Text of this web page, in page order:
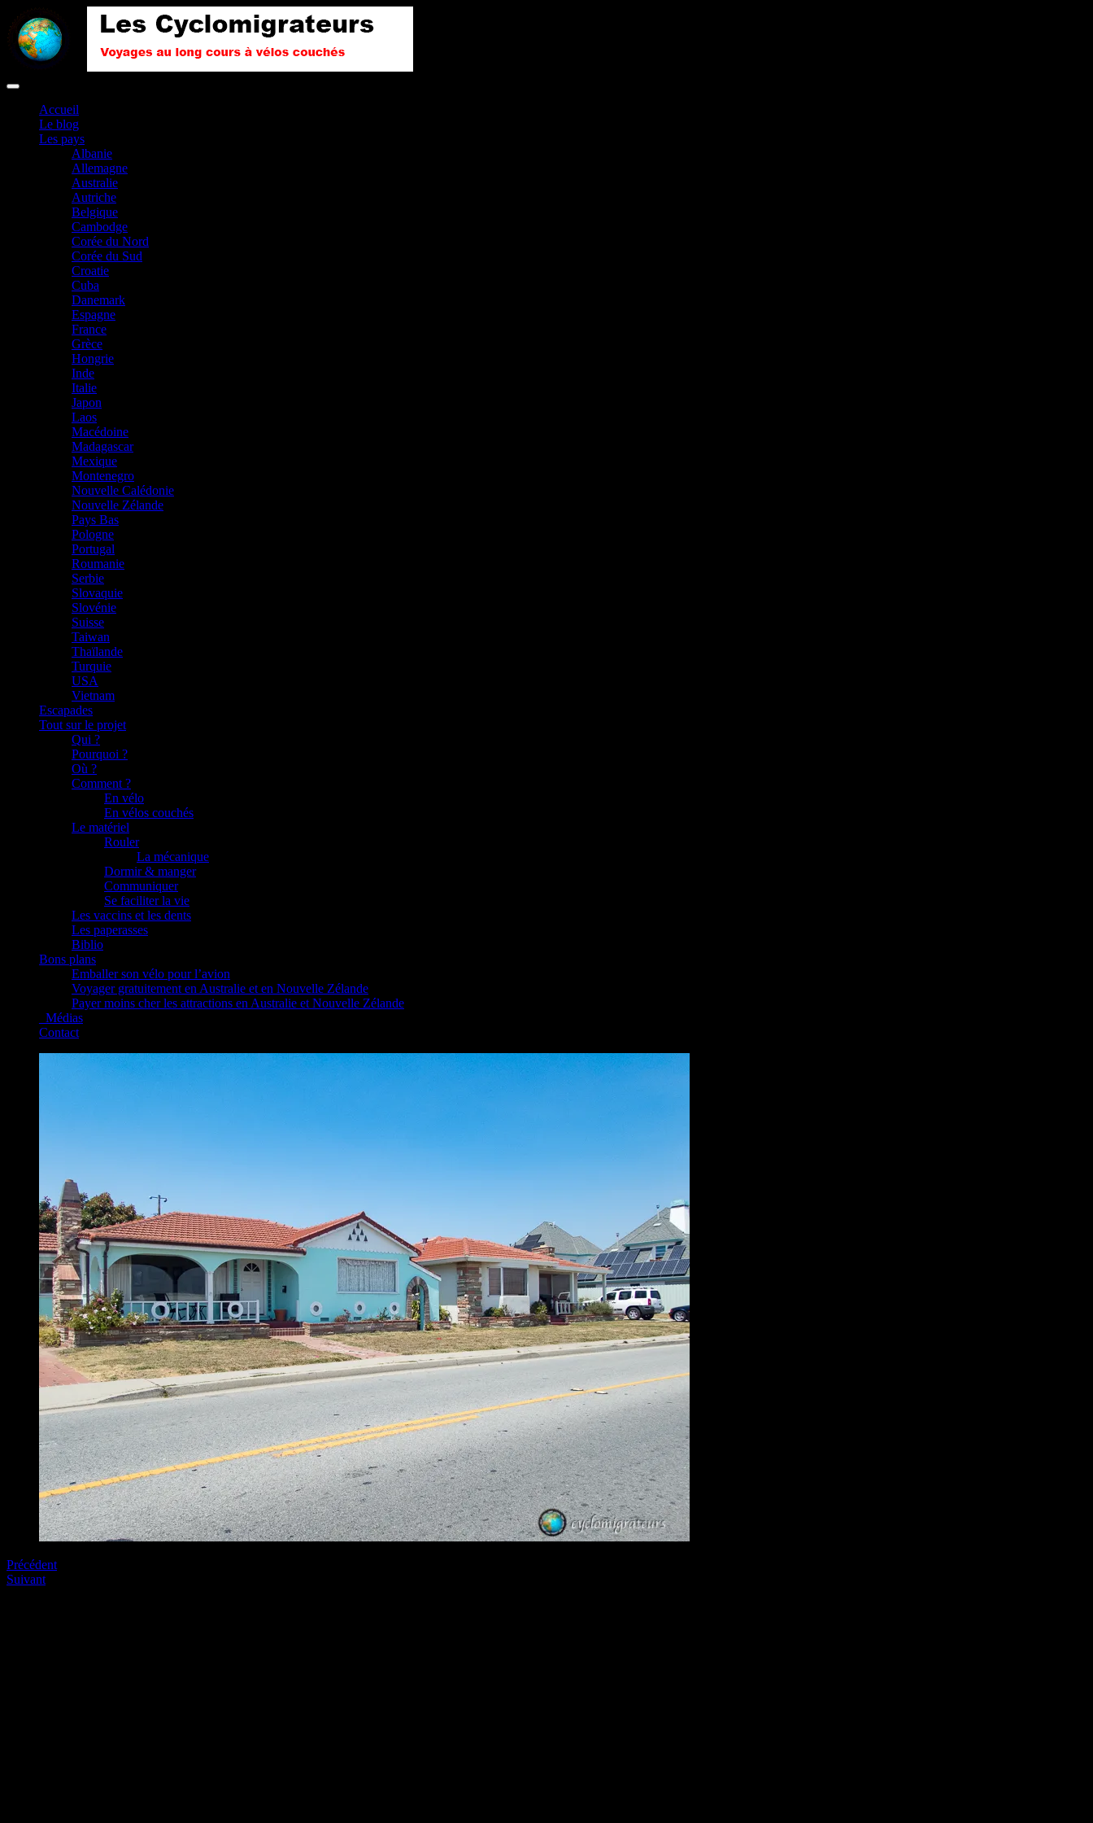
Accueil
Le blog
Les pays
Albanie
Allemagne
Australie
Autriche
Belgique
Cambodge
Corée du Nord
Corée du Sud
Croatie
Cuba
Danemark
Espagne
France
Grèce
Hongrie
Inde
Italie
Japon
Laos
Macédoine
Madagascar
Mexique
Montenegro
Nouvelle Calédonie
Nouvelle Zélande
Pays Bas
Pologne
Portugal
Roumanie
Serbie
Slovaquie
Slovénie
Suisse
Taiwan
Thaïlande
Turquie
USA
Vietnam
Escapades
Tout sur le projet
Qui ?
Pourquoi ?
Où ?
Comment ?
En vélo
En vélos couchés
Le matériel
Rouler
La mécanique
Dormir & manger
Communiquer
Se faciliter la vie
Les vaccins et les dents
Les paperasses
Biblio
Bons plans
Emballer son vélo pour l’avion
Voyager gratuitement en Australie et en Nouvelle Zélande
Payer moins cher les attractions en Australie et Nouvelle Zélande
_Médias
Contact
Précédent
Suivant